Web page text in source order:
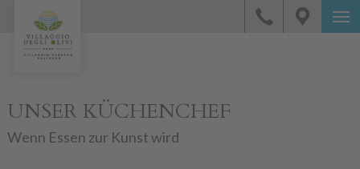
UNSER KÜCHENCHEF
Wenn Essen zur Kunst wird